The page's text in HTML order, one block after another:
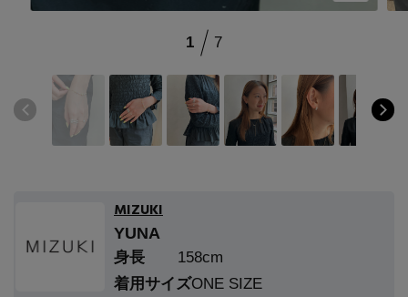
【サンダル】ビーサンの季節！
【リネン】涼しい夏素材
【レース】上品な透け感
【限定】ここでしか買えないアイテム
ウェア
ブラウス・シャツ
カットソー・Tシャツ
すべてのシューズ
バッグ・財布
すべてのバッグ・財布
ファッション小物
カスタマーサポート
お知らせ
1 7
MIZUKI
YUNA
身長
158cm
着用サイズONE SIZE